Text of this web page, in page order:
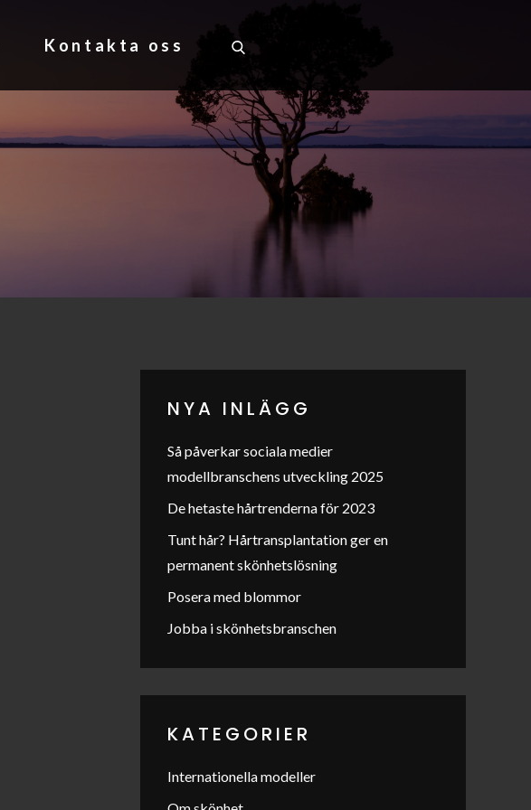
Kontakta oss
NYA INLÄGG
Så påverkar sociala medier
modellbranschens utveckling 2025
De hetaste hårtrenderna för 2023
Tunt hår? Hårtransplantation ger en
permanent skönhetslösning
Posera med blommor
Jobba i skönhetsbranschen
KATEGORIER
Internationella modeller